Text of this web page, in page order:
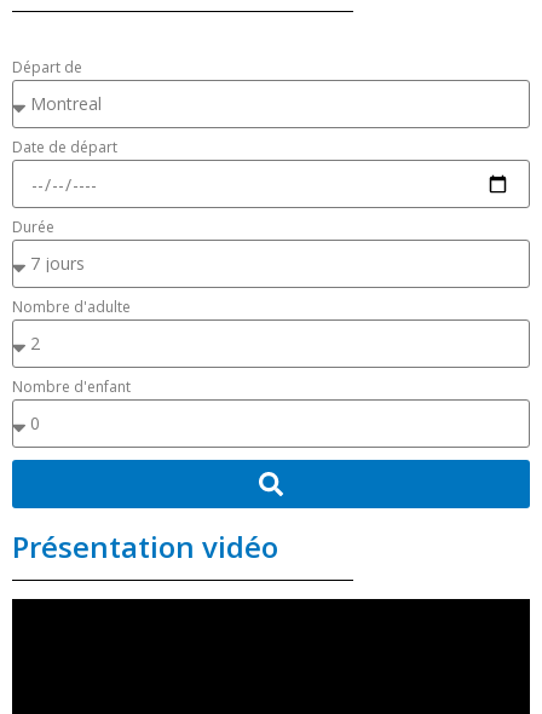
Départ de
Date de départ
Durée
Nombre d'adulte
Nombre d'enfant
Présentation vidéo